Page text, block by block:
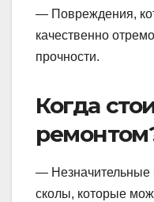
— Повреждения,
качественно
прочности.
Когда
— Незначительные
сколы, которые